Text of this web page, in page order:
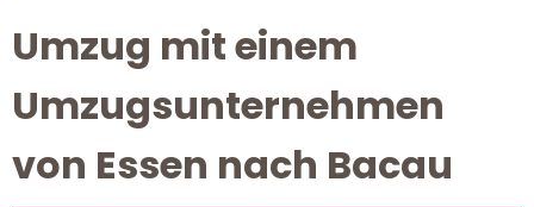
Umzug mit einem
Umzugsunternehmen
von Essen nach Bacau